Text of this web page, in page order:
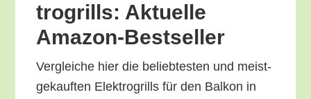
tro­grills: Aktu­el­le
Amazon-Bestseller
Ver­glei­che hier die belieb­tes­ten und meist­
ge­kauf­ten Elek­tro­grills für den Bal­kon in